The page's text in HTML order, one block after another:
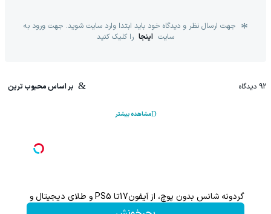
جهت ارسال نظر و دیدگاه خود باید ابتدا وارد سایت شوید. جهت ورود به
سایت اینجا را کلیک کنید
92 دیدگاه بر اساس محبوب ترین
مشاهده بیشتر
گردونه شانس بدون پوچ، از آیفون17تا PS5 و طلای دیجیتال و دلار🔥